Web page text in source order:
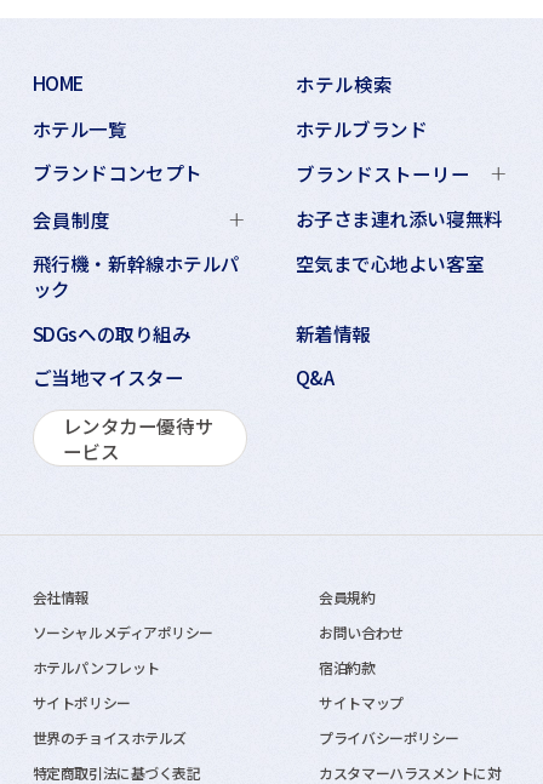
HOME
ホテル検索
ホテル一覧
ホテルブランド
ブランドコンセプト
ブランドストーリー
会員制度
お子さま連れ添い寝無料
飛行機・新幹線ホテルパ
ック
空気まで心地よい客室
SDGsへの取り組み
新着情報
ご当地マイスター
Q&A
レンタカー優待サ
ービス
会社情報
会員規約
ソーシャルメディアポリシー
お問い合わせ
ホテルパンフレット
宿泊約款
サイトポリシー
サイトマップ
世界のチョイスホテルズ
プライバシーポリシー
特定商取引法に基づく表記
カスタマーハラスメントに対